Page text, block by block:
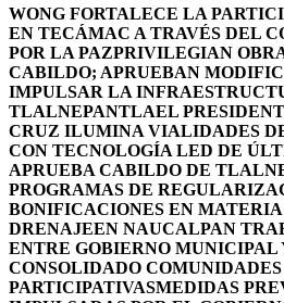
WONG FORTALECE LA
EN TECÁMAC A TRAVÉS DEL
POR LA PAZPRIVILEGIAN
CABILDO; APRUEBAN
IMPULSAR LA
TLALNEPANTLAEL
CRUZ ILUMINA VIALIDADES
CON TECNOLOGÍA LED DE
APRUEBA CABILDO DE
PROGRAMAS DE
BONIFICACIONES EN
DRENAJEEN NAUCALPAN
ENTRE GOBIERNO
CONSOLIDADO
PARTICIPATIVASMEDIDAS